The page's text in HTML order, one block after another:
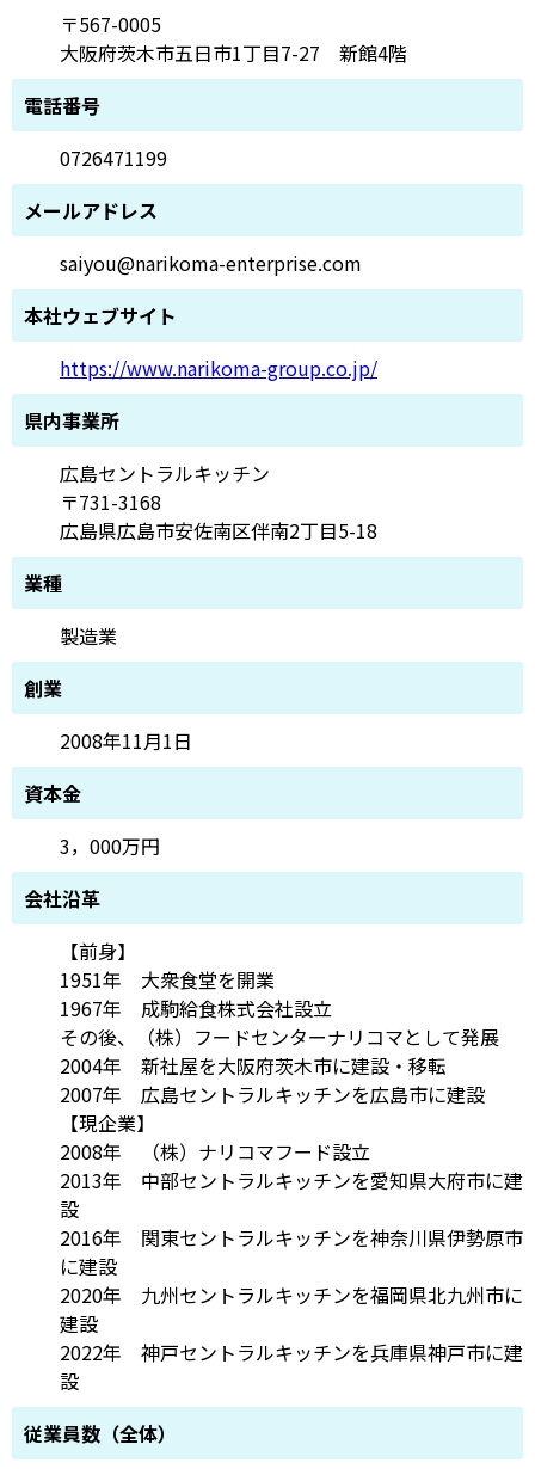
〒567-0005
大阪府茨木市五日市1丁目7-27 新館4階
電話番号
0726471199
メールアドレス
saiyou@narikoma-enterprise.com
本社ウェブサイト
https://www.narikoma-group.co.jp/
県内事業所
広島セントラルキッチン
〒731-3168
広島県広島市安佐南区伴南2丁目5-18
業種
製造業
創業
2008年11月1日
資本金
3，000万円
会社沿革
【前身】
1951年 大衆食堂を開業
1967年 成駒給食株式会社設立
その後、（株）フードセンターナリコマとして発展
2004年 新社屋を大阪府茨木市に建設・移転
2007年 広島セントラルキッチンを広島市に建設
【現企業】
2008年 （株）ナリコマフード設立
2013年 中部セントラルキッチンを愛知県大府市に建
設
2016年 関東セントラルキッチンを神奈川県伊勢原市
に建設
2020年 九州セントラルキッチンを福岡県北九州市に
建設
2022年 神戸セントラルキッチンを兵庫県神戸市に建
設
従業員数（全体）